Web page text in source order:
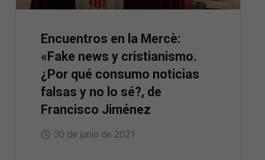
Encuentros en la Mercè:
«Fake news y cristianismo.
¿Por qué consumo noticias
falsas y no lo sé?, de
Francisco Jiménez
30 de junio de 2021